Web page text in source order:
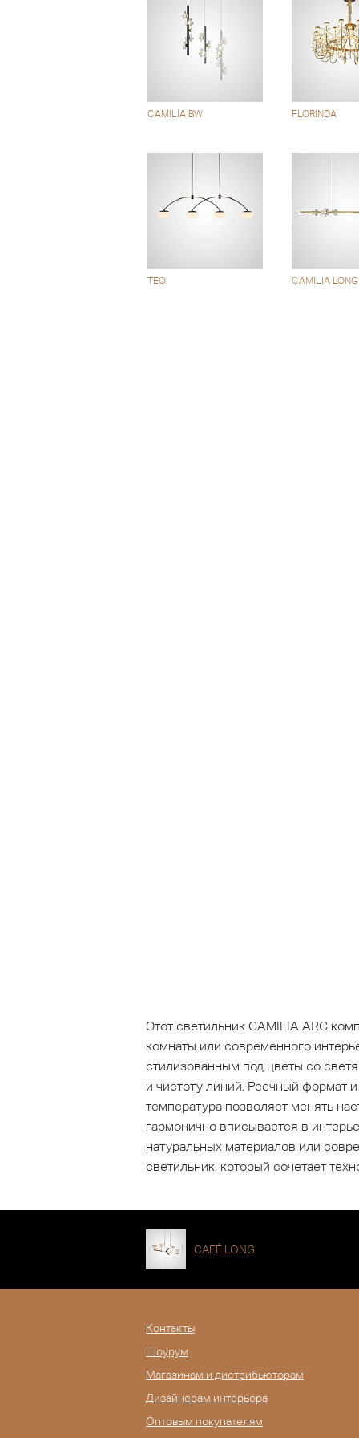
CAMILIA BW FLORINDA
TEO CAMILIA LONG
Этот светильник CAMILIA ARC
комнаты или современного
стилизованным под цветы со
и чистоту линий. Реечный формат
температура позволяет менять
гармонично вписывается в
натуральных материалов или
светильник, который сочетает
CAFÉ LONG
Контакты
Шоурум
Магазинам и дистрибьюторам
Дизайнерам интерьера
Оптовым покупателям